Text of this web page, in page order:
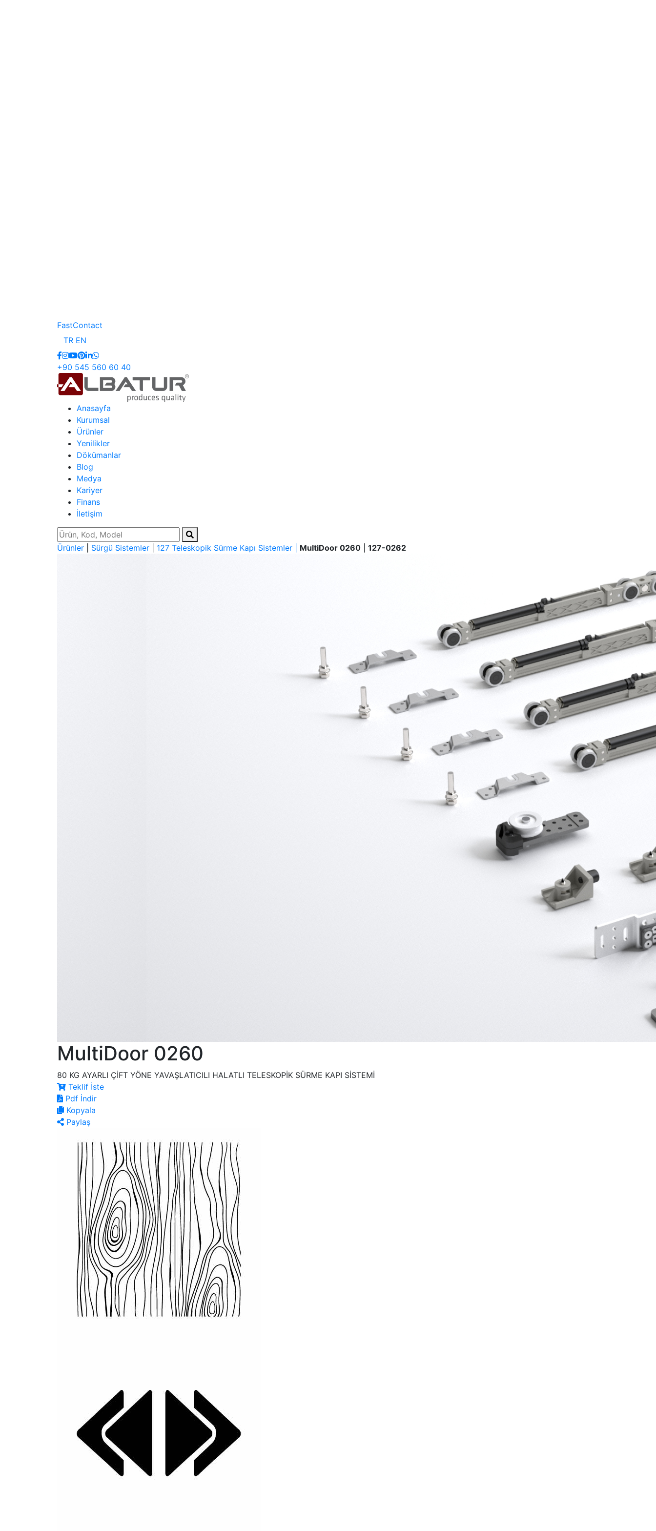
FastContact
TR EN
+90 545 560 60 40
Anasayfa
Kurumsal
Ürünler
Yenilikler
Dökümanlar
Blog
Medya
Kariyer
Finans
İletişim
Ürünler Sürgü Sistemler 127 Teleskopik Sürme Kapı Sistemler | MultiDoor 0260 127-0262
MultiDoor 0260
80 KG AYARLI ÇİFT YÖNE YAVAŞLATICILI HALATLI TELESKOPİK SÜRME KAPI SİSTEMİ
Teklif İste
Pdf İndir
Kopyala
Paylaş